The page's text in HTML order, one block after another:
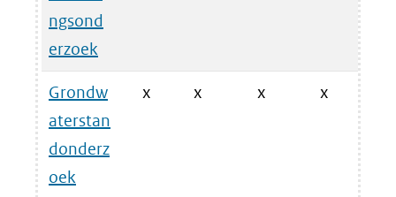
ngsond
erzoek
Grondw
aterstan
donderz
oek
x x x x